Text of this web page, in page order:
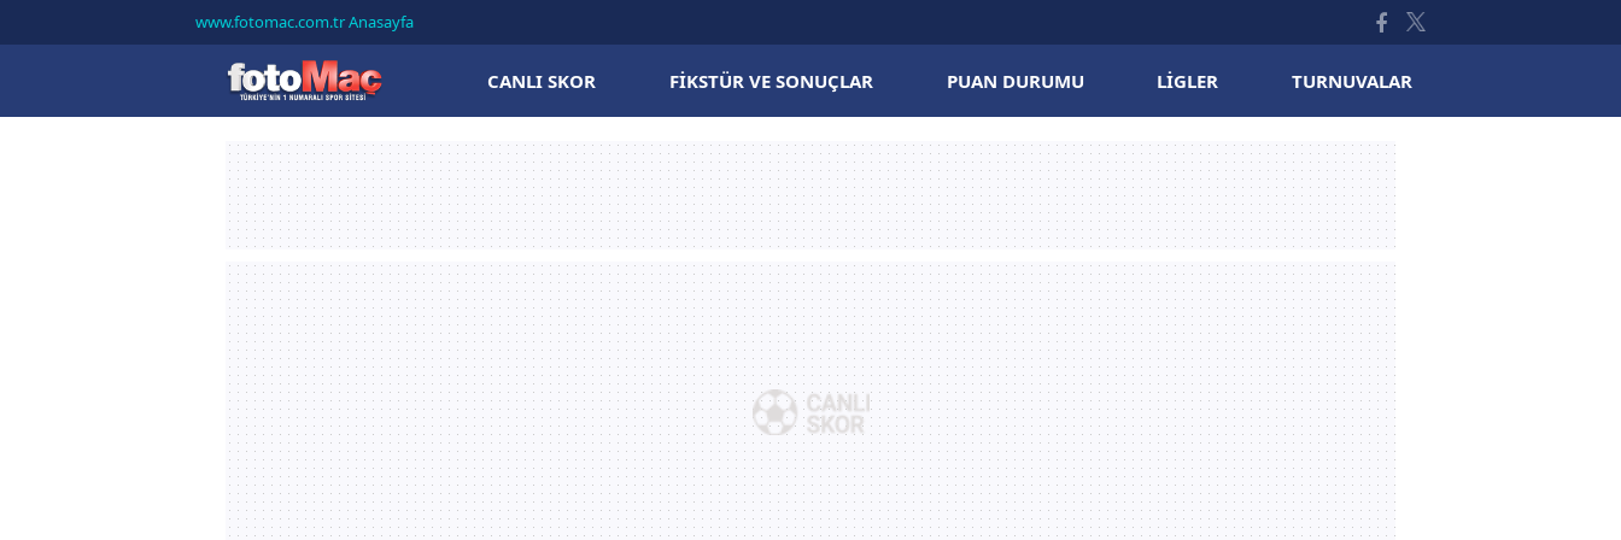
www.fotomac.com.tr Anasayfa
CANLI SKOR FIKSTÜR VE SONUÇLAR PUAN DURUMU LIGLER TURNUVALAR